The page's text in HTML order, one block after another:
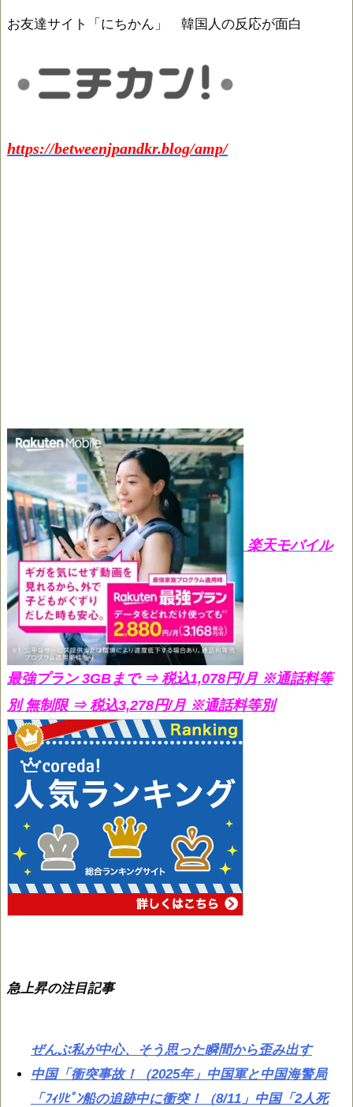
お友達サイト「にちかん」 韓国人の反応が面白
https://betweenjpandkr.blog/amp/
楽天モバイル
最強プラン 3GBまで ⇒ 税込1,078円/月 ※通話料等
別 無制限 ⇒ 税込3,278円/月 ※通話料等別
急上昇の注目記事
ぜんぶ私が中心、そう思った瞬間から歪み出す
中国「衝突事故！（2025年」中国軍と中国海警局
「ﾌｨﾘﾋﾟﾝ船の追跡中に衝突！（8/11」中国「2人死